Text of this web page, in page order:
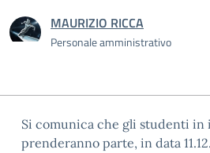
MAURIZIO RICCA
Personale amministrativo
Si comunica che gli studenti
prenderanno parte, in data